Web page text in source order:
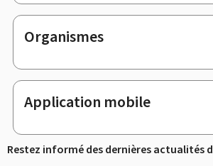
Organismes
Application mobile
Restez informé des dernières actualités